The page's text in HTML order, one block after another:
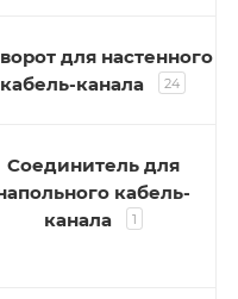
для настенного
кабель-канала
24
Соединитель для
кабель-
канала
1